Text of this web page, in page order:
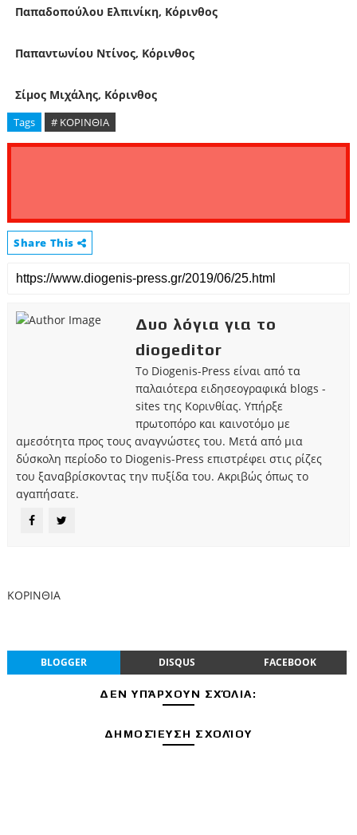
Παπαδοπούλου Ελπινίκη, Κόρινθος
Παπαντωνίου Ντίνος, Κόρινθος
Σίμος Μιχάλης, Κόρινθος
Tags # ΚΟΡΙΝΘΙΑ
Share This
Δυο λόγια για το
diogeditor
Το Diogenis-Press είναι από τα
παλαιότερα ειδησεογραφικά blogs -
sites της Κορινθίας. Υπήρξε
πρωτοπόρο και καινοτόμο με
αμεσότητα προς τους αναγνώστες του. Μετά από μια
δύσκολη περίοδο το Diogenis-Press επιστρέφει στις ρίζες
του ξαναβρίσκοντας την πυξίδα του. Ακριβώς όπως το
αγαπήσατε.
ΚΟΡΙΝΘΙΑ
BLOGGER DISQUS FACEBOOK
ΔΕΝ ΥΠΆΡΧΟΥΝ ΣΧΌΛΙΑ:
ΔΗΜΟΣΊΕΥΣΗ ΣΧΟΛΊΟΥ